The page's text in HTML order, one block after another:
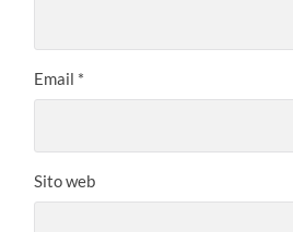
Email *
Sito web